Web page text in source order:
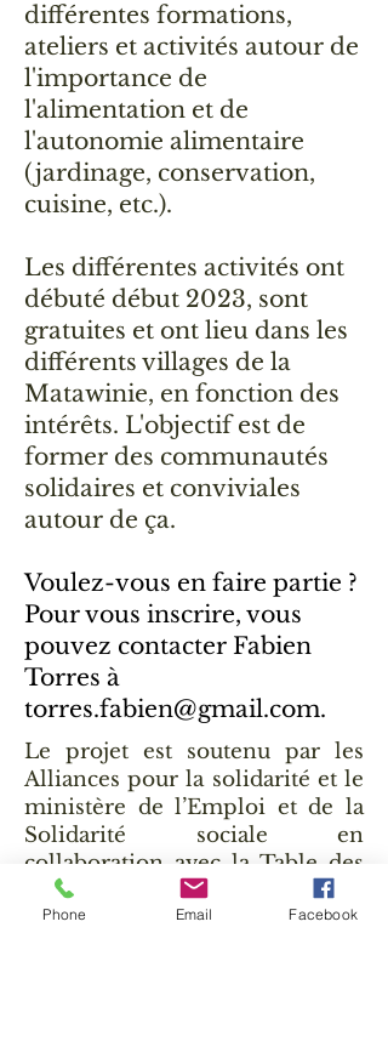
différentes formations,
ateliers et activités autour de
l'importance de
l'alimentation et de
l'autonomie alimentaire
(jardinage, conservation,
cuisine, etc.).
Les différentes activités ont
débuté début 2023, sont
gratuites et ont lieu dans les
différents villages de la
Matawinie, en fonction des
intérêts. L'objectif est de
former des communautés
solidaires et conviviales
autour de ça.
Voulez-vous en faire partie ?
Pour vous inscrire, vous
pouvez contacter Fabien
Torres à
torres.fabien@gmail.com.
Le projet est soutenu par les
Alliances pour la solidarité et le
ministère de l’Emploi et de la
Solidarité sociale en
collaboration avec la Table des
préfets de Lanaudière.
Phone Email Facebook